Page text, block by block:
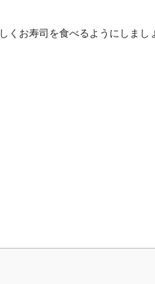
くお寿司を食べるようにしまし